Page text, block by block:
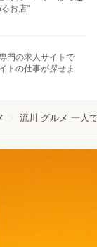
お店"
門の求人サイトで
トの仕事が探せま
流川 グルメ 一人